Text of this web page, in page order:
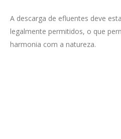
A descarga de efluentes deve
legalmente permitidos, o que
harmonia com a natureza.